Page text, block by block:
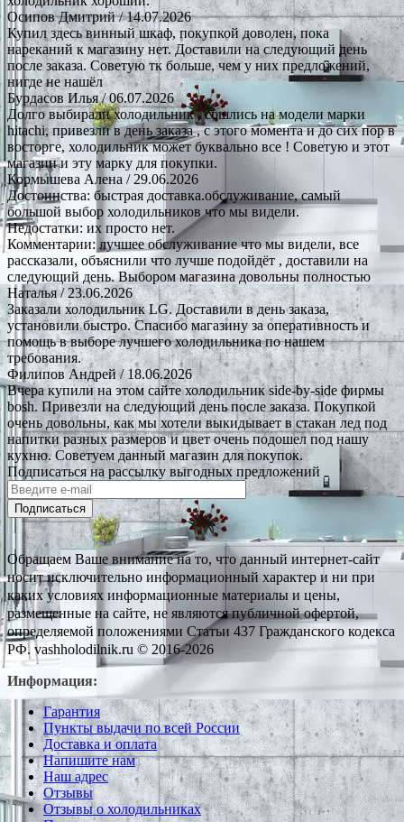
Осипов Дмитрий/ 14.07.2026
Купил здесь винный шкаф, покупкой доволен, пока
нареканий к магазину нет. Доставили на следующий день
после заказа. Советую тк больше, чем у них предложений,
нигде не нашёл
Бурдасов Илья/ 06.07.2026
Долго выбирали холодильник , сошлись на модели марки
hitachi, привезли в день заказа , с этого момента и до сих пор в
восторге, холодильник может буквально все ! Советую и этот
магазин и эту марку для покупки.
Кормышева Алена / 29.06.2026
Достоинства: быстрая доставка.обслуживание, самый
большой выбор холодильников что мы видели.
Недостатки: их просто нет.
Комментарии: лучшее обслуживание что мы видели, все
рассказали, объяснили что лучше подойдёт , доставили на
следующий день. Выбором магазина довольны полностью
Наталья/ 23.06.2026
Заказали холодильник LG. Доставили в день заказа,
установили быстро. Спасибо магазину за оперативность и
помощь в выборе лучшего холодильника по нашем
требования.
Филипов Андрей/ 18.06.2026
Вчера купили на этом сайте холодильник side-by-side фирмы
bosh. Привезли на следующий день после заказа. Покупкой
очень довольны, как мы хотели выкидывает в стакан лед под
напитки разных размеров и цвет очень подошел под нашу
кухню. Советуем данный магазин для покупок.
Подписаться на рассылку выгодных предложений
Подписаться
Обращаем Ваше внимание на то, что данный интернет-сайт
носит исключительно информационный характер и ни при
каких условиях информационные материалы и цены,
размещенные на сайте, не являются публичной офертой,
определяемой положениями Статьи 437 Гражданского кодекса
РФ. vashholodilnik.ru © 2016-2026
Информация:
Гарантия
Пункты выдачи по всей России
Доставка и оплата
Напишите нам
Наш адрес
Отзывы
Отзывы о холодильниках